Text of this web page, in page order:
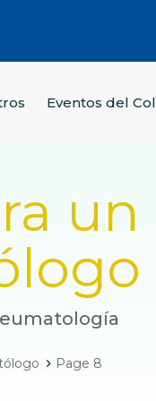
Eventos del
un
Page 8